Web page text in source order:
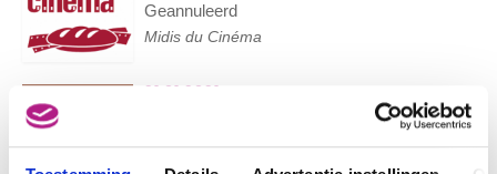
Geannuleerd
Midis du Cinéma
BROODJE BRUSSEL - EXPO ‘.BE
Geannuleerd